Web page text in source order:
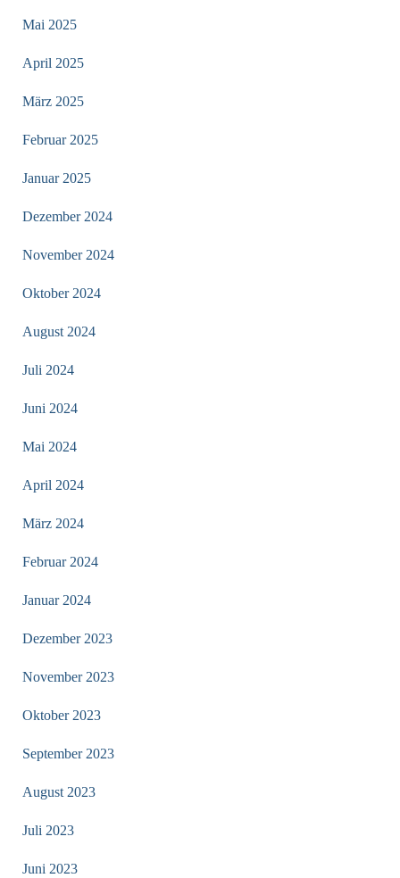
Mai 2025
April 2025
März 2025
Februar 2025
Januar 2025
Dezember 2024
November 2024
Oktober 2024
August 2024
Juli 2024
Juni 2024
Mai 2024
April 2024
März 2024
Februar 2024
Januar 2024
Dezember 2023
November 2023
Oktober 2023
September 2023
August 2023
Juli 2023
Juni 2023